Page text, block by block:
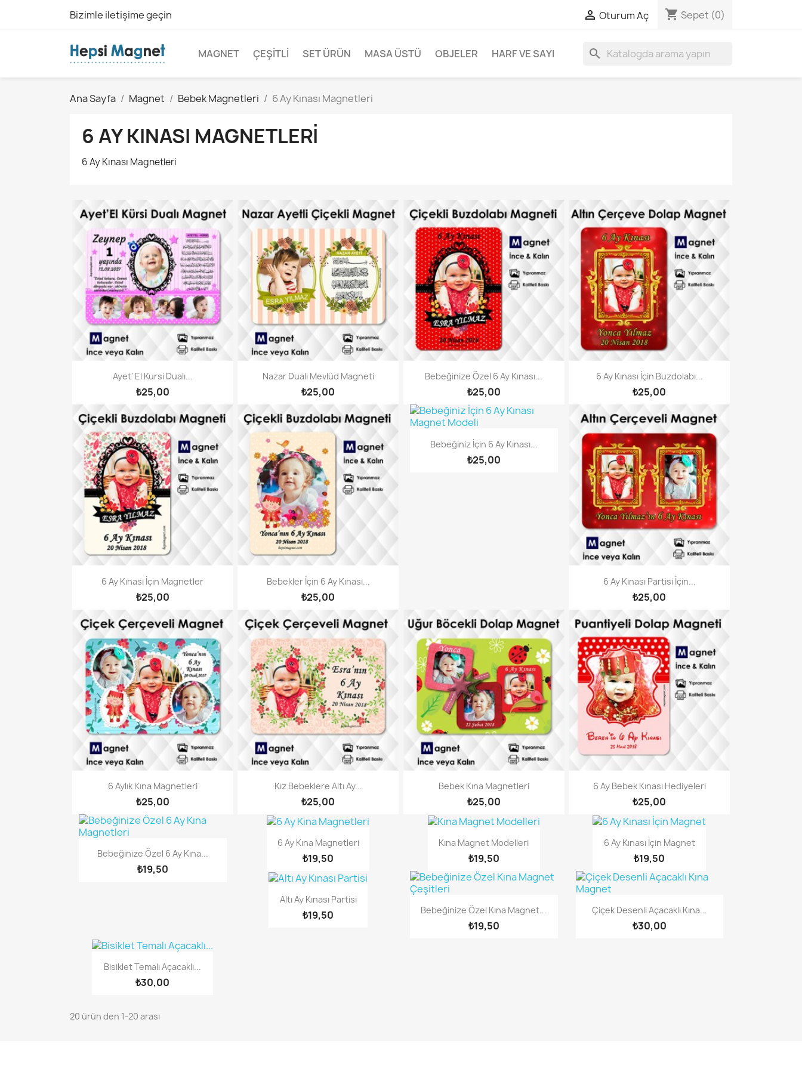
Bizimle iletişime geçin  Oturum Aç shopping_cart Sepet (0)
MAGNET ÇEŞITLI SET ÜRÜN MASA ÜSTÜ OBJELER HARF VE SAYI search
Ana Sayfa Magnet Bebek Magnetleri 6 Ay Kınası Magnetleri
6 AY KINASI MAGNETLERI
6 Ay Kınası Magnetleri
Ayet' El Kursi Dualı...
₺25,00
Nazar Dualı Mevlüd Magneti
₺25,00
Bebeğinize Özel 6 Ay Kınası...
₺25,00
6 Ay Kınası İçin Buzdolabı...
₺25,00
6 Ay Kınası İçin Magnetler
₺25,00
Bebekler İçin 6 Ay Kınası...
₺25,00
Bebeğiniz İçin 6 Ay Kınası...
₺25,00
6 Ay Kınası Partisi İçin...
₺25,00
6 Aylık Kına Magnetleri
₺25,00
Kız Bebeklere Altı Ay...
₺25,00
Bebek Kına Magnetleri
₺25,00
6 Ay Bebek Kınası Hediyeleri
₺25,00
Bebeğinize Özel 6 Ay Kına...
₺19,50
6 Ay Kına Magnetleri
₺19,50
Kına Magnet Modelleri
₺19,50
6 Ay Kınası İçin Magnet
₺19,50
Altı Ay Kınası Partisi
₺19,50 Bebeğinize Özel Kına Magnet...
₺19,50
Çiçek Desenli Açacaklı Kına...
₺30,00
Bisiklet Temalı Açacaklı...
₺30,00
20 ürün den 1-20 arası